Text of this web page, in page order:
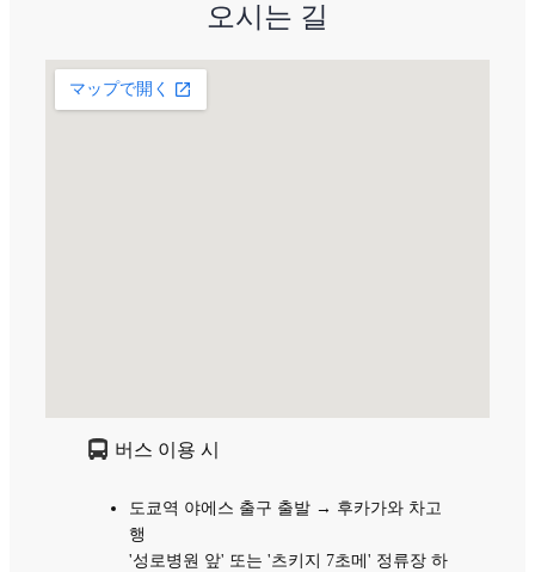
오시는 길
버스 이용 시
도쿄역 야에스 출구 출발 → 후카가와 차고
행
'성로병원 앞' 또는 '츠키지 7초메' 정류장 하